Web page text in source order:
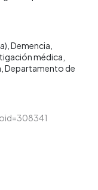
Demencia
médica
Departamento de